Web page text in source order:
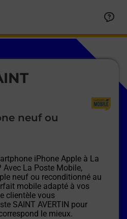
neuf ou
iPhone Apple à La
Avec La Poste Mobile,
neuf ou reconditionné au
mobile adapté à vos
clientèle vous
SAINT AVERTIN pour
le mieux.
onglet